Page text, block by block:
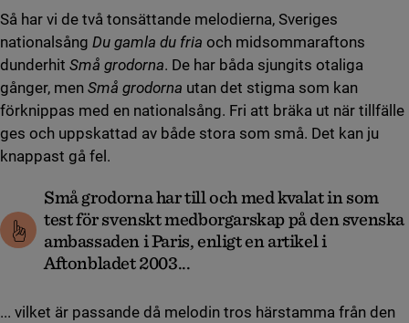
Så har vi de två tonsättande melodierna, Sveriges
nationalsång Du gamla du fria och midsommaraftons
dunderhit Små grodorna. De har båda sjungits otaliga
gånger, men Små grodorna utan det stigma som kan
förknippas med en nationalsång. Fri att bräka ut när tillfälle
ges och uppskattad av både stora som små. Det kan ju
knappast gå fel.
Små grodorna har till och med kvalat in som
test för svenskt medborgarskap på den svenska
ambassaden i Paris, enligt en artikel i
Aftonbladet 2003...
... vilket är passande då melodin tros härstamma från den